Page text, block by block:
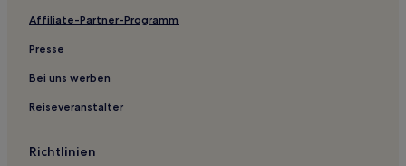
Familien in Baiersbronn
Affiliate-Partner-Programm
Presse
Bei uns werben
Reiseveranstalter
Richtlinien